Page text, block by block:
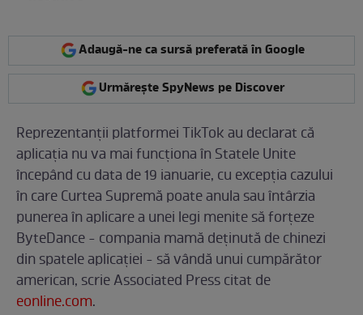
Adaugă-ne ca sursă preferată în Google
Urmărește SpyNews pe Discover
Reprezentanții platformei TikTok au declarat că
aplicația nu va mai funcționa în Statele Unite
începând cu data de 19 ianuarie, cu excepția cazului
în care Curtea Supremă poate anula sau întârzia
punerea în aplicare a unei legi menite să forțeze
ByteDance - compania mamă deținută de chinezi
din spatele aplicației - să vândă unui cumpărător
american, scrie Associated Press citat de
eonline.com.